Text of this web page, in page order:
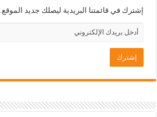
إشترك في قائمتنا البريدية ليصلك جديد الموقع.